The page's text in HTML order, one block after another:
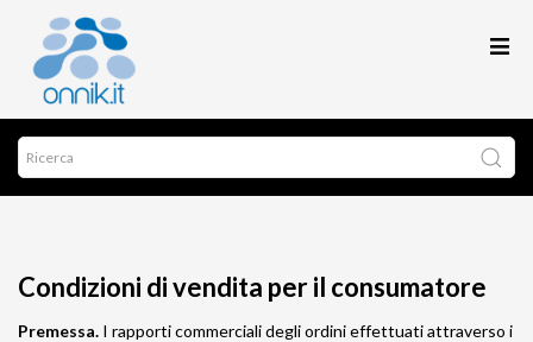
Condizioni di vendita per il consumatore
Premessa. I rapporti commerciali degli ordini effettuati attraverso i